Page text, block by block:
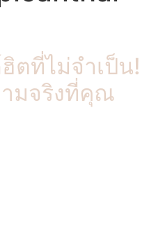
ตที่ไม่จำเป็น!
มจริงที่คุณ